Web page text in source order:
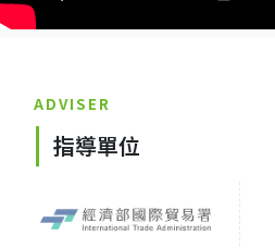
ADVISER
指導單位